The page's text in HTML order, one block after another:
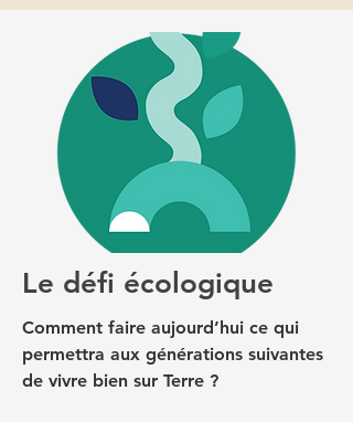
Le défi écologique
Comment faire aujourd’hui ce qui
permettra aux générations suivantes
de vivre bien sur Terre ?